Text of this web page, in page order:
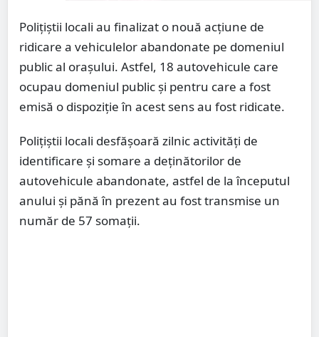
Polițiștii locali au finalizat o nouă acțiune de
ridicare a vehiculelor abandonate pe domeniul
public al orașului. Astfel, 18 autovehicule care
ocupau domeniul public și pentru care a fost
emisă o dispoziție în acest sens au fost ridicate.
Polițiștii locali desfășoară zilnic activități de
identificare și somare a deținătorilor de
autovehicule abandonate, astfel de la începutul
anului și pănă în prezent au fost transmise un
număr de 57 somații.